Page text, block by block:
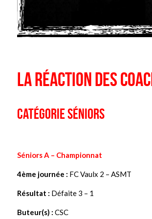
La réaction des
Catégorie Séniors
Séniors A – Championnat
4ème journée : FC Vaulx 2 – ASMT
Résultat : Défaite 3 – 1
Buteur(s) : CSC